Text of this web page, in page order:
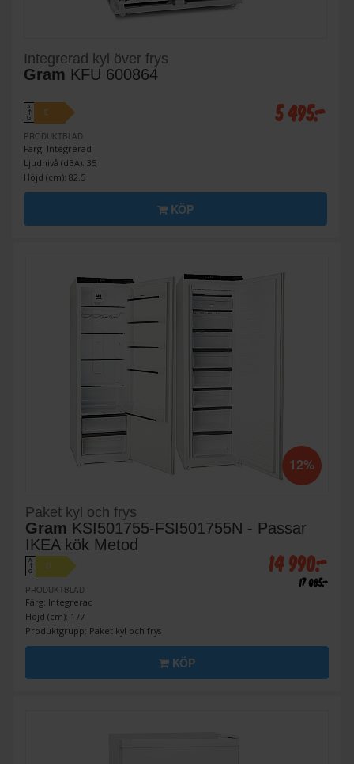
Integrerad kyl över frys
Gram KFU 600864
A
↑
G
E
PRODUKTBLAD
Färg: Integrerad
Ljudnivå (dBA): 35
Höjd (cm): 82.5
5 495:-
KÖP
12%
Paket kyl och frys
Gram KSI501755-FSI501755N - Passar
IKEA kök Metod
A
↑
G
D
PRODUKTBLAD
Färg: Integrerad
Höjd (cm): 177
Produktgrupp: Paket kyl och frys
14 990:-
17 085:-
KÖP